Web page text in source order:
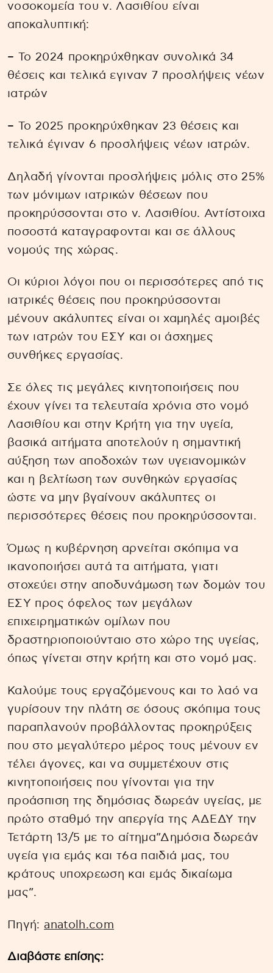
νοσοκομεία του ν. Λασιθίου είναι
αποκαλυπτική:
– Το 2024 προκηρύχθηκαν συνολικά 34
θέσεις και τελικά εγιναν 7 προσλήψεις νέων
ιατρών
– Το 2025 προκηρύχθηκαν 23 θέσεις και
τελικά έγιναν 6 προσλήψεις νέων ιατρών.
Δηλαδή γίνονται προσλήψεις μόλις στο 25%
των μόνιμων ιατρικών θέσεων που
προκηρύσσονται στο ν. Λασιθίου. Αντίστοιχα
ποσοστά καταγραφονται και σε άλλους
νομούς της χώρας.
Οι κύριοι λόγοι που οι περισσότερες από τις
ιατρικές θέσεις που προκηρύσσονται
μένουν ακάλυπτες είναι οι χαμηλές αμοιβές
των ιατρών του ΕΣΥ και οι άσχημες
συνθήκες εργασίας.
Σε όλες τις μεγάλες κινητοποιήσεις που
έχουν γίνει τα τελευταία χρόνια στο νομό
Λασιθίου και στην Κρήτη για την υγεία,
βασικά αιτήματα αποτελούν η σημαντική
αύξηση των αποδοχών των υγειανομικών
και η βελτίωση των συνθηκών εργασίας
ώστε να μην βγαίνουν ακάλυπτες οι
περισσότερες θέσεις που προκηρύσσονται.
Όμως η κυβέρνηση αρνείται σκόπιμα να
ικανοποιήσει αυτά τα αιτήματα, γιατι
στοχεύει στην αποδυνάμωση των δομών του
ΕΣΥ προς όφελος των μεγάλων
επιχειρηματικών ομίλων που
δραστηριοποιούνταιο στο χώρο της υγείας,
όπως γίνεται στην κρήτη και στο νομό μας.
Καλούμε τους εργαζόμενους και το λαό να
γυρίσουν την πλάτη σε όσους σκόπιμα τους
παραπλανούν προβάλλοντας προκηρύξεις
που στο μεγαλύτερο μέρος τους μένουν εν
τέλει άγονες, και να συμμετέχουν στις
κινητοποιήσεις που γίνονται για την
προάσπιση της δημόσιας δωρεάν υγείας, με
πρώτο σταθμό την απεργία της ΑΔΕΔΥ την
Τετάρτη 13/5 με το αίτημα”Δημόσια δωρεάν
υγεία για εμάς και τ6α παιδιά μας, του
κράτους υποχρεωση και εμάς δικαίωμα
μας”.
Πηγή: anatolh.com
Διαβάστε επίσης: